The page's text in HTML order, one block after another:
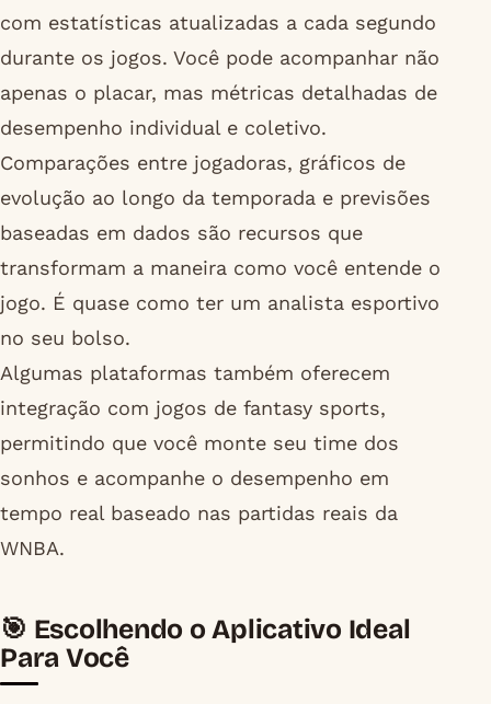
com estatísticas atualizadas a cada segundo
durante os jogos. Você pode acompanhar não
apenas o placar, mas métricas detalhadas de
desempenho individual e coletivo.
Comparações entre jogadoras, gráficos de
evolução ao longo da temporada e previsões
baseadas em dados são recursos que
transformam a maneira como você entende o
jogo. É quase como ter um analista esportivo
no seu bolso.
Algumas plataformas também oferecem
integração com jogos de fantasy sports,
permitindo que você monte seu time dos
sonhos e acompanhe o desempenho em
tempo real baseado nas partidas reais da
WNBA.
🎯 Escolhendo o Aplicativo Ideal
Para Você